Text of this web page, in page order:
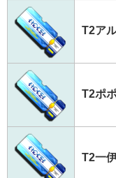
T2ア
T2ポ
T2一